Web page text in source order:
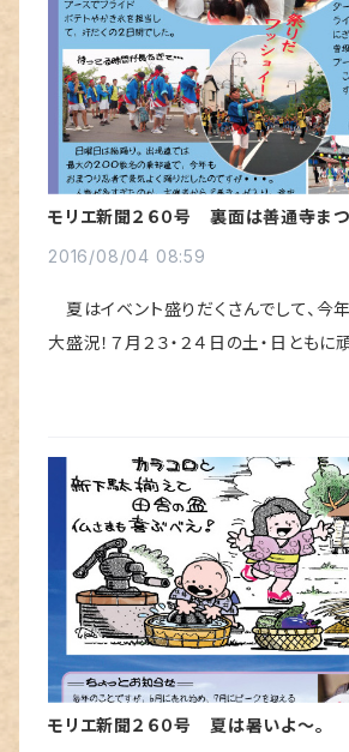
モリエ新聞２６０号 裏面は善通寺ま
2016/08/04 08:59
夏はイベント盛りだくさんでして、今
大盛況！７月２３・２４日の土・日とも
モリエ新聞２６０号 夏は暑いよ～。